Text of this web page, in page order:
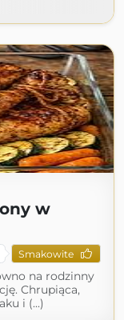
w
Smakowite
na rodzinny
Chrupiąca,
i (...)